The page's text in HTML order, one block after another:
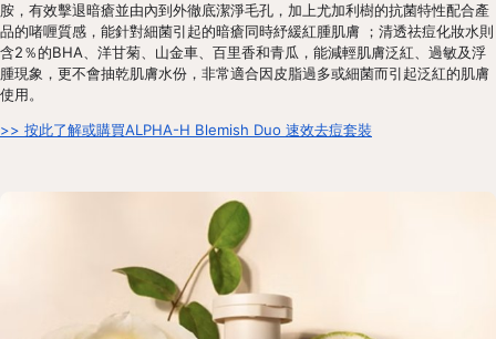
胺，有效擊退暗瘡並由內到外徹底潔淨毛孔，加上尤加利樹的抗菌特性配合產
品的啫喱質感，能針對細菌引起的暗瘡同時紓緩紅腫肌膚 ；清透祛痘化妝水則
含2％的BHA、洋甘菊、山金車、百里香和青瓜，能減輕肌膚泛紅、過敏及浮
腫現象，更不會抽乾肌膚水份，非常適合因皮脂過多或細菌而引起泛紅的肌膚
使用。
>> 按此了解或購買ALPHA-H Blemish Duo 速效去痘套裝